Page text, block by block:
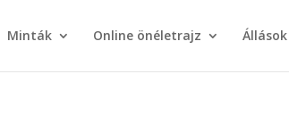
Minták Online önéletrajz Állások